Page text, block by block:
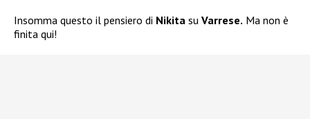
Insomma questo il pensiero di Nikita su Varrese. Ma non è
finita qui!